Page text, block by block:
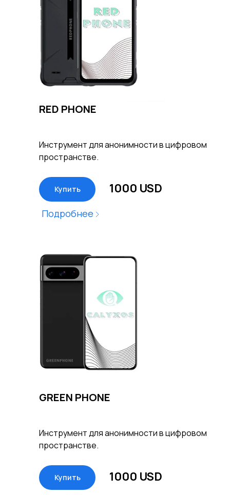
Подробнее
1000 USD
Купить
Инструмент для анонимности в цифровом
пространстве.
RED PHONE
1000 USD
Купить
Инструмент для анонимности в цифровом
пространстве.
GREEN PHONE